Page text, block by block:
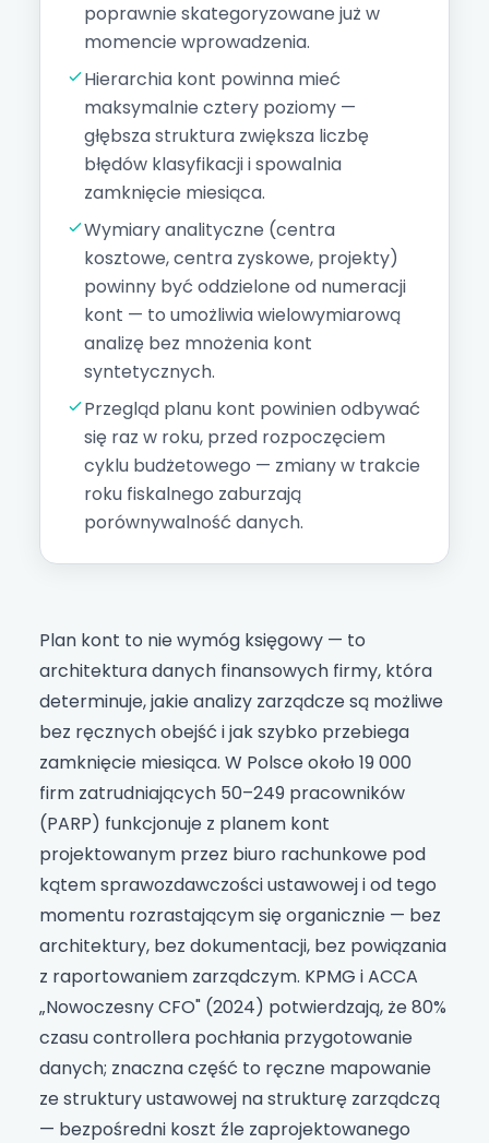
poprawnie skategoryzowane już w
momencie wprowadzenia.
Hierarchia kont powinna mieć
maksymalnie cztery poziomy —
głębsza struktura zwiększa liczbę
błędów klasyfikacji i spowalnia
zamknięcie miesiąca.
Wymiary analityczne (centra
kosztowe, centra zyskowe, projekty)
powinny być oddzielone od numeracji
kont — to umożliwia wielowymiarową
analizę bez mnożenia kont
syntetycznych.
Przegląd planu kont powinien odbywać
się raz w roku, przed rozpoczęciem
cyklu budżetowego — zmiany w trakcie
roku fiskalnego zaburzają
porównywalność danych.
Plan kont to nie wymóg księgowy — to
architektura danych finansowych firmy, która
determinuje, jakie analizy zarządcze są możliwe
bez ręcznych obejść i jak szybko przebiega
zamknięcie miesiąca. W Polsce około 19 000
firm zatrudniających 50–249 pracowników
(PARP) funkcjonuje z planem kont
projektowanym przez biuro rachunkowe pod
kątem sprawozdawczości ustawowej i od tego
momentu rozrastającym się organicznie — bez
architektury, bez dokumentacji, bez powiązania
z raportowaniem zarządczym. KPMG i ACCA
„Nowoczesny CFO" (2024) potwierdzają, że 80%
czasu controllera pochłania przygotowanie
danych; znaczna część to ręczne mapowanie
ze struktury ustawowej na strukturę zarządczą
— bezpośredni koszt źle zaprojektowanego